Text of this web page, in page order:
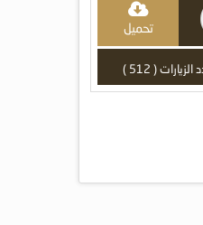
تحميل
الزيارات ( 512 )